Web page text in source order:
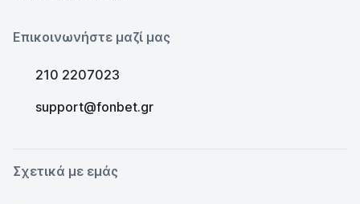
Επικοινωνήστε μαζί μας
210 2207023
support@fonbet.gr
Σχετικά με εμάς